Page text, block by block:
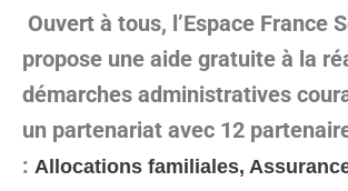
Ouvert à tous, l’Espace France
propose une aide gratuite à la
démarches administratives
un partenariat avec 12
: Allocations familiales,